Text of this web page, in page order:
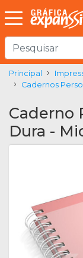
Principal
Cadernos
Caderno
Dura -